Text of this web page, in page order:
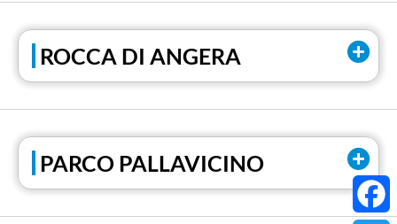
ROCCA DI ANGERA
PARCO PALLAVICINO